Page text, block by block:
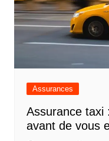
Assurances
Assurance taxi
avant de vous